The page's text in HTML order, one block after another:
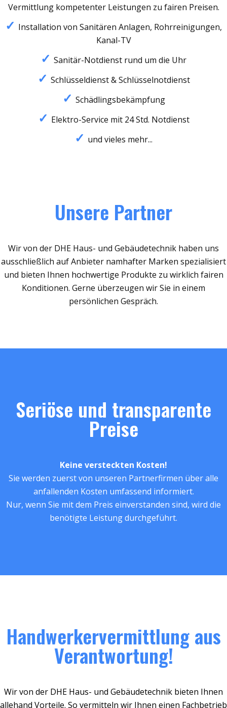
Vermittlung kompetenter Leistungen zu fairen Preisen.
Installation von Sanitären Anlagen, Rohrreinigungen,
Kanal-TV
Sanitär-Notdienst rund um die Uhr
Schlüsseldienst & Schlüsselnotdienst
Schädlingsbekämpfung
Elektro-Service mit 24 Std. Notdienst
und vieles mehr...
Unsere Partner
Wir von der DHE Haus- und Gebäudetechnik haben uns
ausschließlich auf Anbieter namhafter Marken spezialisiert
und bieten Ihnen hochwertige Produkte zu wirklich fairen
Konditionen. Gerne überzeugen wir Sie in einem
persönlichen Gespräch.
Seriöse und transparente
Preise
Keine versteckten Kosten!
Sie werden zuerst von unseren Partnerfirmen über alle
anfallenden Kosten umfassend informiert.
Nur, wenn Sie mit dem Preis einverstanden sind, wird die
benötigte Leistung durchgeführt.
Handwerkervermittlung aus
Verantwortung!
Wir von der DHE Haus- und Gebäudetechnik bieten Ihnen
allehand Vorteile. So vermitteln wir Ihnen einen Fachbetrieb